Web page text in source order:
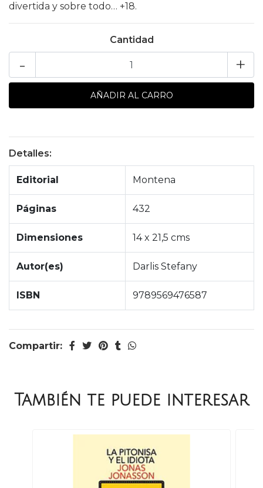
divertida y sobre todo… +18.
Cantidad
- +
Detalles:
Editorial Montena
Páginas 432
Dimensiones 14 x 21,5 cms
Autor(es) Darlis Stefany
ISBN 9789569476587
Compartir:
También te puede interesar